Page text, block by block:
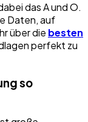
das A und O.
Daten, auf
über die besten
perfekt zu
so